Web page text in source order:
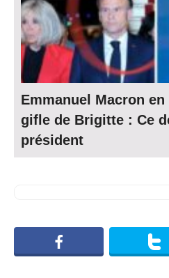
Emmanuel Macron
gifle de Brigitte : Ce
président